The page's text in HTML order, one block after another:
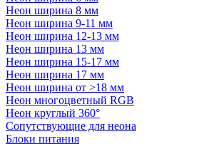
Неон ширина 8 мм
Неон ширина 9-11 мм
Неон ширина 12-13 мм
Неон ширина 13 мм
Неон ширина 15-17 мм
Неон ширина 17 мм
Неон ширина от >18 мм
Неон многоцветный RGB
Неон круглый 360°
Сопутствующие для неона
Блоки питания